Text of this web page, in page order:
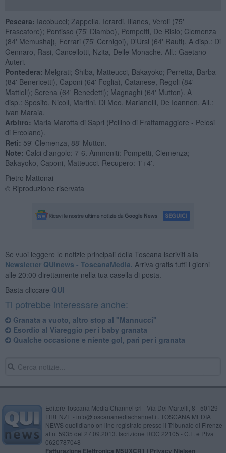
Pescara: Iacobucci; Zappella, Ierardi, Illanes, Veroli (75'
Frascatore); Pontisso (75' Diambo), Pompetti, De Risio; Clemenza
(84' Memushaj), Ferrari (75' Cernigoi), D'Ursi (64' Rauti). A disp.: Di
Gennaro, Rasi, Cancellotti, Nzita, Delle Monache. All.: Gaetano
Auteri.
Pontedera: Melgrati; Shiba, Matteucci, Bakayoko; Perretta, Barba
(84' Benericetti), Caponi (64' Foglia), Catanese, Regoli (84'
Mattioli); Serena (64' Benedetti); Magnaghi (64' Mutton). A
disp.: Sposito, Nicoli, Martini, Di Meo, Marianelli, De Ioannon. All.:
Ivan Maraia.
Arbitro: Maria Marotta di Sapri (Pellino di Frattamaggiore - Pelosi
di Ercolano).
Reti: 59' Clemenza, 88' Mutton.
Note: Calci d'angolo: 7-6. Ammoniti: Pompetti, Clemenza;
Bakayoko, Caponi, Matteucci. Recupero: 1'+4'.
Pietro Mattonai
© Riproduzione riservata
Se vuoi leggere le notizie principali della Toscana iscriviti alla
Newsletter QUInews - ToscanaMedia. Arriva gratis tutti i giorni
alle 20:00 direttamente nella tua casella di posta.
Basta cliccare QUI
Ti potrebbe interessare anche:
Granata a vuoto, altro stop al "Mannucci"
Esordio al Viareggio per i baby granata
Qualche occasione e niente gol, pari per i granata
Editore Toscana Media Channel srl - Via Dei Martelli, 8 - 50129
FIRENZE - info@toscanamediachannel.it. TOSCANA MEDIA
NEWS quotidiano on line registrato presso il Tribunale di Firenze
al n. 5935 del 27.09.2013. Iscrizione ROC 22105 - C.F. e P.Iva
0620787048
Fatturazione Elettronica M5UXCR1 | Privacy Nielsen